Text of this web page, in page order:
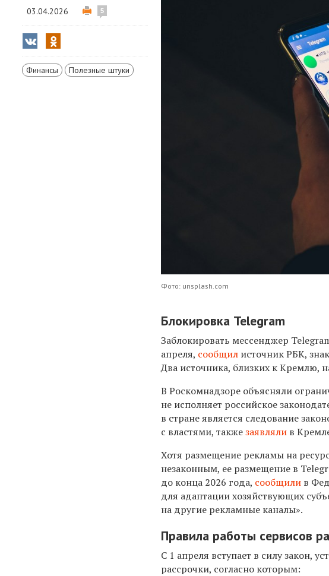
03.04.2026 5
Финансы Полезные штуки
Фото: unsplash.com
Блокировка Telegram
Заблокировать мессенджер
апреля, сообщил источник РБК,
Два источника, близких к Кремлю,
В Роскомнадзоре объясняли
не исполняет российское
в стране является следование
с властями, такжезаявляли в
Хотя размещение рекламы на
незаконным, ее размещение в
до конца 2026 года, сообщили в
для адаптации хозяйствующих
на другие рекламные каналы».
Правила работы сервисов
С 1 апреля вступает в силу закон,
рассрочки, согласно которым: